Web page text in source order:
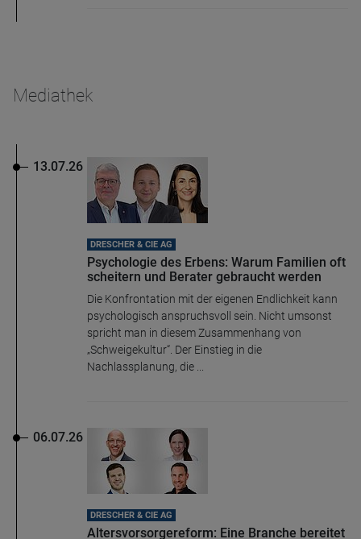
Mediathek
13.07.26
DRESCHER & CIE AG
Psychologie des Erbens: Warum Familien oft
scheitern und Berater gebraucht werden
Die Konfrontation mit der eigenen Endlichkeit kann
psychologisch anspruchsvoll sein. Nicht umsonst
spricht man in diesem Zusammenhang von
„Schweigekultur“. Der Einstieg in die
Nachlassplanung, die ...
06.07.26
DRESCHER & CIE AG
Altersvorsorgereform: Eine Branche bereitet